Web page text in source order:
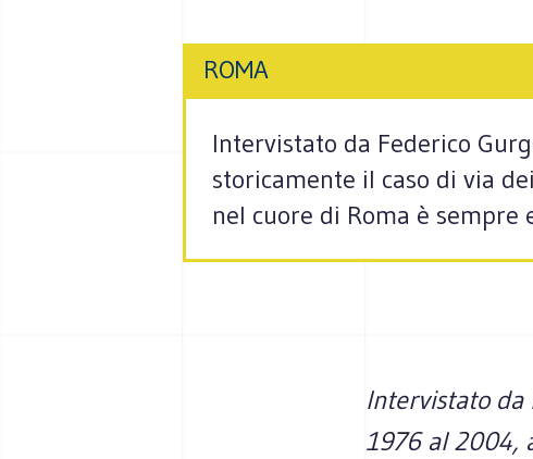
ROMA
Intervistato da Federico
storicamente il caso di via
nel cuore di Roma è sempre
Intervistato da
1976 al 2004,